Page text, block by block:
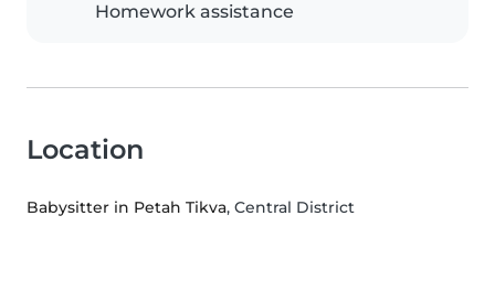
Homework assistance
Location
Babysitter in Petah Tikva, Central District